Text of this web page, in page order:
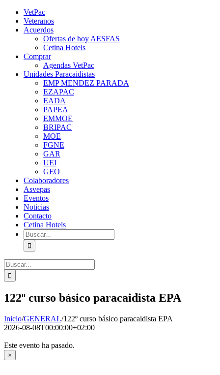
Saltar
contenido
YouTube
Instagram
Facebook
TwitterVetPac
Veteranos
Acuerdos
Ofertas de hoy AESFAS
Cetina Hotels
Comprar
Agendas VetPac
Unidades Paracaidistas
EMP MENDEZ PARADA
EZAPAC
EADA
PAPEA
EMMOE
BRIPAC
MOE
FGNE
GAR
UEI
GEO
Colaboradores
Asvepas
Eventos
Noticias
Contacto
Cetina Hotels
Buscar:
Buscar:
122º curso básico paracaidista EPA
Inicio/GENERAL/122º curso básico paracaidista EPA
2026-08-08T00:00:00+02:00
Este evento ha pasado.
×